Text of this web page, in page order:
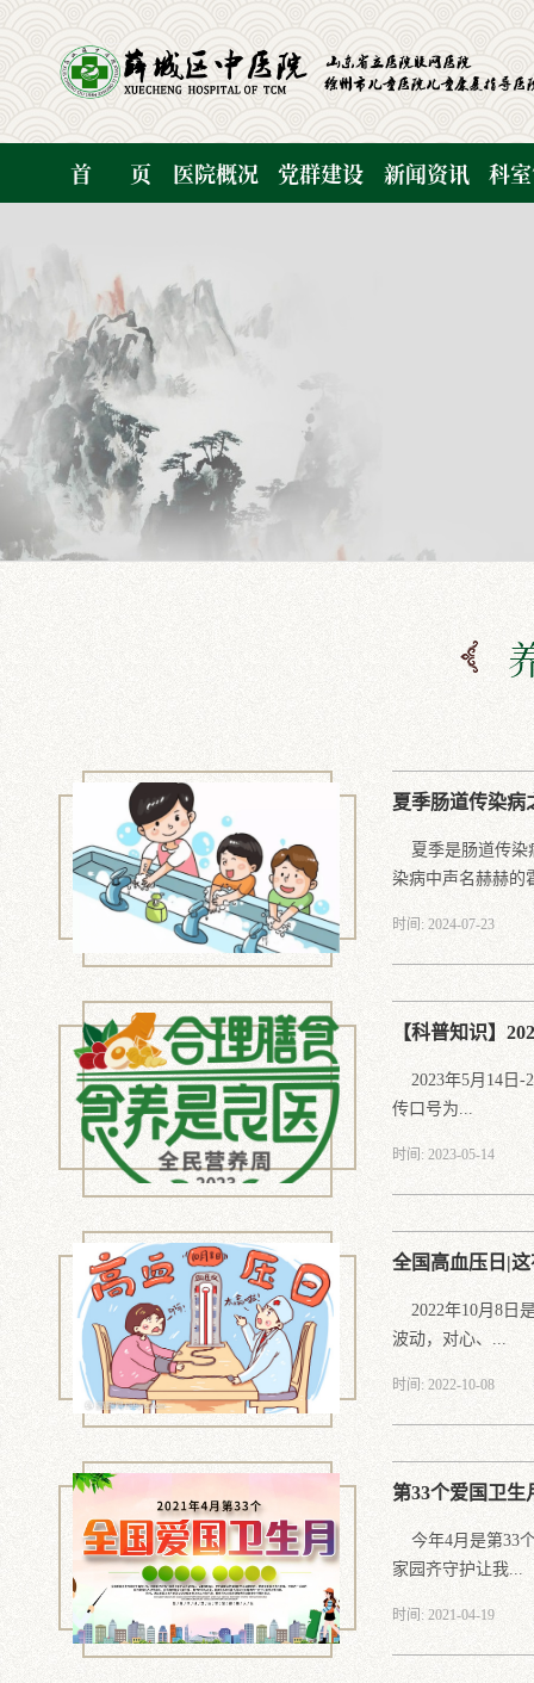
首 页 医院概况 党群建设 新闻资讯 科
夏季肠道传染病
夏季是肠道传染
染病中声名赫赫的
时间: 2024-07-23
【科普知识】
2023年5月14日-
传口号为...
时间: 2023-05-14
全国高血压日|
2022年10月8日
波动，对心、...
时间: 2022-10-08
第33个爱国卫生
今年4月是第33
家园齐守护让我...
时间: 2021-04-19